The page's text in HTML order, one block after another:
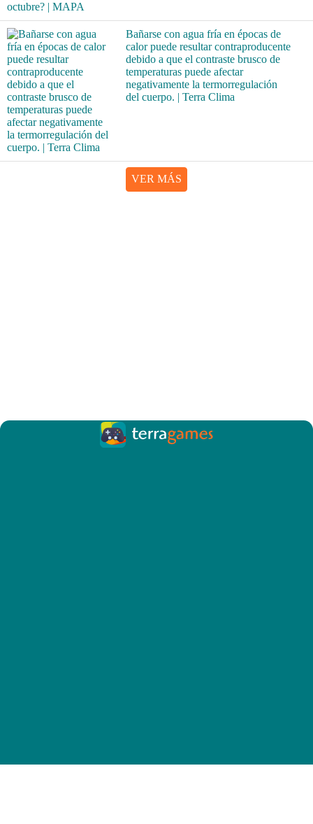
Bañarse con agua fría en épocas de
calor puede resultar contraproducente
debido a que el contraste brusco de
temperaturas puede afectar
negativamente la termorregulación
del cuerpo. | Terra Clima
VER MÁS